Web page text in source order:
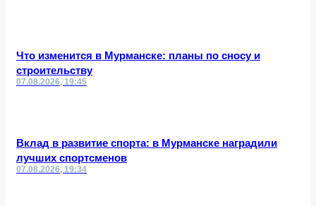
Что изменится в Мурманске: планы по сносу и
строительству
07.08.2026, 19:45
Вклад в развитие спорта: в Мурманске наградили
лучших спортсменов
07.08.2026, 19:34